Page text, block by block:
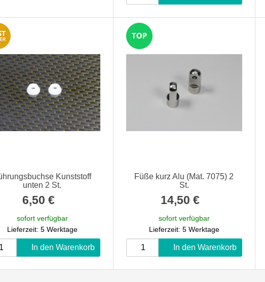
Kunststoff
unten 2 St.
6,50 €
sofort verfügbar
Lieferzeit: 5 Werktage
In den Warenkorb
Füße kurz Alu (Mat. 7075) 2
St.
14,50 €
sofort verfügbar
Lieferzeit: 5 Werktage
In den Warenkorb